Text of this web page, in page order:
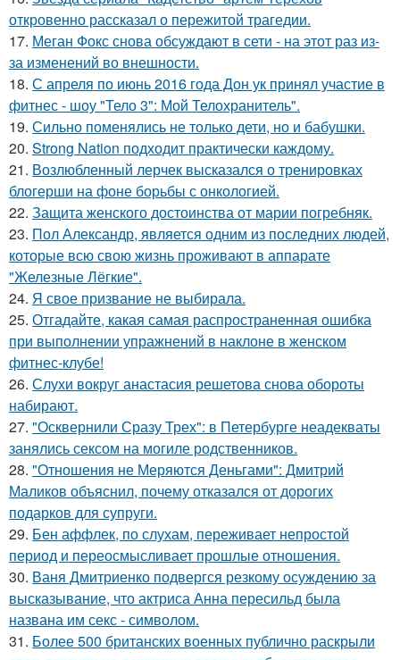
откровенно рассказал о пережитой трагедии.
17. Меган Фокс снова обсуждают в сети - на этот раз из-
за изменений во внешности.
18. С апреля по июнь 2016 года Дон ук принял участие в
фитнес - шоу "Тело 3": Мой Телохранитель".
19. Сильно поменялись не только дети, но и бабушки.
20. Strong Nation подходит практически каждому.
21. Возлюбленный лерчек высказался о тренировках
блогерши на фоне борьбы с онкологией.
22. Защита женского достоинства от марии погребняк.
23. Пол Александр, является одним из последних людей,
которые всю свою жизнь проживают в аппарате
"Железные Лёгкие".
24. Я свое призвание не выбирала.
25. Отгадайте, какая самая распространенная ошибка
при выполнении упражнений в наклоне в женском
фитнес-клубе!
26. Слухи вокруг анастасия решетова снова обороты
набирают.
27. "Осквернили Сразу Трех": в Петербурге неадекваты
занялись сексом на могиле родственников.
28. "Отношения не Меряются Деньгами": Дмитрий
Маликов объяснил, почему отказался от дорогих
подарков для супруги.
29. Бен аффлек, по слухам, переживает непростой
период и переосмысливает прошлые отношения.
30. Ваня Дмитриенко подвергся резкому осуждению за
высказывание, что актриса Анна пересильд была
названа им секс - символом.
31. Более 500 британских военных публично раскрыли